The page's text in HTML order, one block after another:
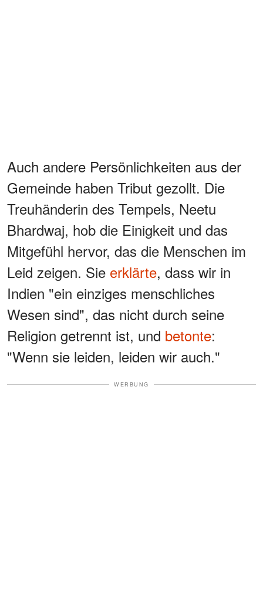
Auch andere Persönlichkeiten aus der
Gemeinde haben Tribut gezollt. Die
Treuhänderin des Tempels, Neetu
Bhardwaj, hob die Einigkeit und das
Mitgefühl hervor, das die Menschen im
Leid zeigen. Sie erklärte, dass wir in
Indien "ein einziges menschliches
Wesen sind", das nicht durch seine
Religion getrennt ist, und betonte:
"Wenn sie leiden, leiden wir auch."
WERBUNG